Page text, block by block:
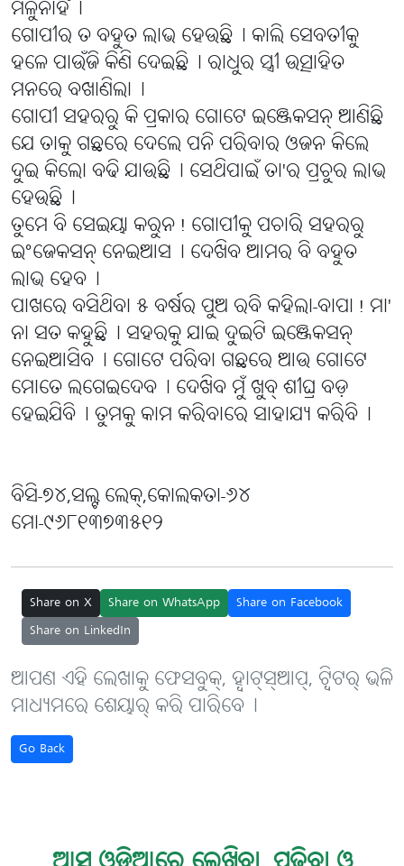
ମିଳୁନାହିଁ୤
ଗୋପୀର ତ ବହୁତ ଲାଭ ହେଉଛି୤ କାଲି ସେବତୀକୁ
ହଳେ ପାଉଁଜି କିଣି ଦେଇଛି୤ ରାଧୁର ସ୍ତ୍ରୀ ଉତ୍ସାହିତ
ମନରେ ବଖାଣିଲା୤
ଗୋପୀ ସହରରୁ କି ପ୍ରକାର ଗୋଟେ ଇଞ୍ଜେକସନ୍ ଆଣିଛି
ଯେ ତାକୁ ଗଛରେ ଦେଲେ ପନି ପରିବାର ଓଜନ କିଲେ
ଦୁଇ କିଲୋ ବଢି ଯାଉଛି୤ ସେଥିପାଇଁ ତା'ର ପ୍ରଚୁର ଲାଭ
ହେଉଛି୤
ତୁମେ ବି ସେଇୟା କରୁନ! ଗୋପୀକୁ ପଚାରି ସହରରୁ
ଇଂଜେକସନ୍ ନେଇଆସ୤ ଦେଖିବ ଆମର ବି ବହୁତ
ଲାଭ ହେବ୤
ପାଖରେ ବସିଥିବା ୫ ବର୍ଷର ପୁଅ ରବି କହିଲା-ବାପା! ମା'
ନା ସତ କହୁଛି୤ ସହରକୁ ଯାଇ ଦୁଇଟି ଇଞ୍ଜେକସନ୍
ନେଇଆସିବ୤ ଗୋଟେ ପରିବା ଗଛରେ ଆଉ ଗୋଟେ
ମୋତେ ଲଗେଇଦେବ୤ ଦେଖିବ ମୁଁ ଖୁବ୍ ଶୀଘ୍ର ବଡ଼
ହେଇଯିବି୤ ତୁମକୁ କାମ କରିବାରେ ସାହାଯ୍ୟ କରିବି୤
ବିସି-୭୪,ସଲ୍ଟ ଲେକ୍,କୋଲକତା-୬୪
ମୋ-୯୬୮୧୩୭୩୫୧୨
Share on X Share on WhatsApp
Share on Facebook
Share on LinkedIn
ଆପଣ ଏହି ଲେଖାକୁ ଫେସବୁକ୍, ହ୍ବାଟ୍‌ସ୍‌ଆପ୍, ଟ୍ବିଟର୍ ଭଳି
ମାଧ୍ୟମରେ ଶେୟାର୍ କରି ପାରିବେ୤
Go Back